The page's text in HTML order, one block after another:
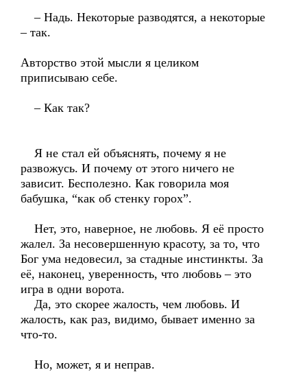
– Надь. Некоторые разводятся, а некоторые
– так.
Авторство этой мысли я целиком
приписываю себе.
– Как так?
Я не стал ей объяснять, почему я не
развожусь. И почему от этого ничего не
зависит. Бесполезно. Как говорила моя
бабушка, “как об стенку горох”.
Нет, это, наверное, не любовь. Я её просто
жалел. За несовершенную красоту, за то, что
Бог ума недовесил, за стадные инстинкты. За
её, наконец, уверенность, что любовь – это
игра в одни ворота.
Да, это скорее жалость, чем любовь. И
жалость, как раз, видимо, бывает именно за
что-то.
Но, может, я и неправ.